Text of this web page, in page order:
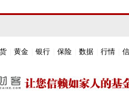
黄金 银行 保险 数据 行情